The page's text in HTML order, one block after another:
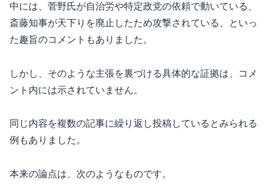
中には、菅野氏が自治労や特定政党の依頼で動いている、
斎藤知事が天下りを廃止したため攻撃されている、といっ
た趣旨のコメントもありました。
しかし、そのような主張を裏づける具体的な証拠は、コメ
ント内には示されていません。
同じ内容を複数の記事に繰り返し投稿しているとみられる
例もありました。
本来の論点は、次のようなものです。